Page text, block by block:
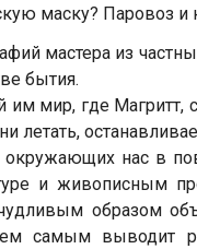
маску? Паровоз
мастера из
бытия.
мир, где
летать,
окружающих нас в
и живописным
образом
самым выводит